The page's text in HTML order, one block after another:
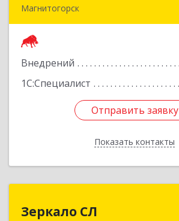
Магнитогорск
Внедрений
1С:Специалист
Отправить заявку
Показать контакты
Отправить заявку
Назад
Зеркало СЛ